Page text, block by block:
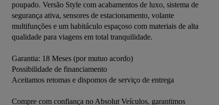
poupado. Versão Style com acabamentos de luxo, sistema de
segurança ativa, sensores de estacionamento, volante
multifunções e um habitáculo espaçoso com materiais de alta
qualidade para viagens em total tranquilidade.
Garantia: 18 Meses (por mutuo acordo)
Possibilidade de financiamento
Aceitamos retomas e dispomos de serviço de entrega
Compre com confiança no Absolut Veículos, garantimos